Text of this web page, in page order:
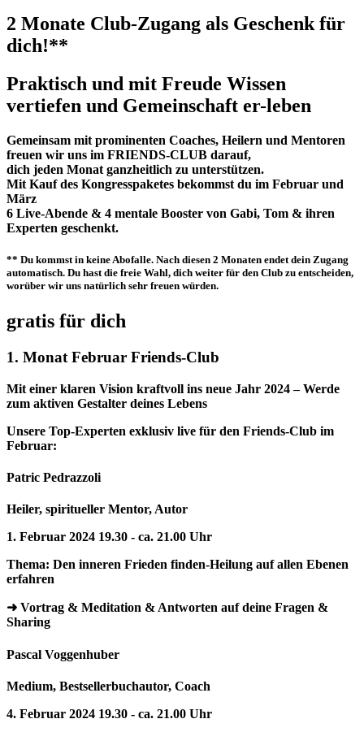
2 Monate Club-Zugang als Geschenk für
dich!**
Praktisch und mit Freude Wissen
vertiefen und Gemeinschaft er-leben
Gemeinsam mit prominenten Coaches, Heilern und Mentoren
freuen wir uns im FRIENDS-CLUB darauf,
dich jeden Monat ganzheitlich zu unterstützen.
Mit Kauf des Kongresspaketes bekommst du im Februar und
März
6 Live-Abende & 4 mentale Booster von Gabi, Tom & ihren
Experten geschenkt.
** Du kommst in keine Abofalle. Nach diesen 2 Monaten endet dein Zugang
automatisch. Du hast die freie Wahl, dich weiter für den Club zu entscheiden,
worüber wir uns natürlich sehr freuen würden.
gratis für dich
1. Monat Februar Friends-Club
Mit einer klaren Vision kraftvoll ins neue Jahr 2024 – Werde
zum aktiven Gestalter deines Lebens
Unsere Top-Experten exklusiv live für den Friends-Club im
Februar:
Patric Pedrazzoli
Heiler, spiritueller Mentor, Autor
1. Februar 2024 19.30 - ca. 21.00 Uhr
Thema: Den inneren Frieden finden-Heilung auf allen Ebenen
erfahren
➜ Vortrag & Meditation & Antworten auf deine Fragen &
Sharing
Pascal Voggenhuber
Medium, Bestsellerbuchautor, Coach
4. Februar 2024 19.30 - ca. 21.00 Uhr